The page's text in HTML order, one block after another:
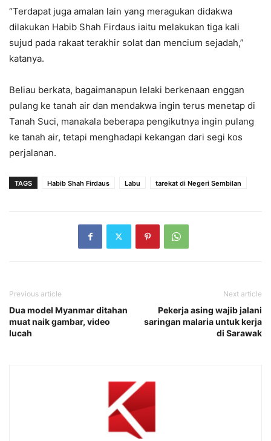
“Terdapat juga amalan lain yang meragukan didakwa
dilakukan Habib Shah Firdaus iaitu melakukan tiga kali
sujud pada rakaat terakhir solat dan mencium sejadah,”
katanya.
Beliau berkata, bagaimanapun lelaki berkenaan enggan
pulang ke tanah air dan mendakwa ingin terus menetap di
Tanah Suci, manakala beberapa pengikutnya ingin pulang
ke tanah air, tetapi menghadapi kekangan dari segi kos
perjalanan.
TAGS Habib Shah Firdaus Labu tarekat di Negeri Sembilan
Previous article
Dua model Myanmar ditahan
muat naik gambar, video
lucah
Next article
Pekerja asing wajib jalani
saringan malaria untuk kerja
di Sarawak